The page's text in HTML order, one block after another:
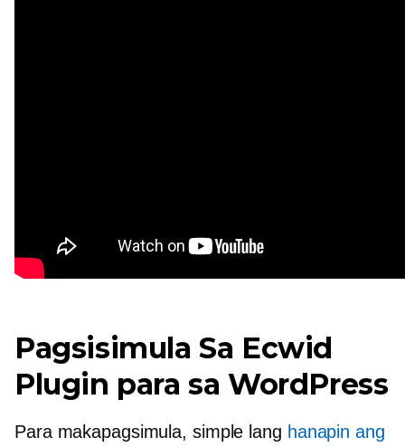
Pagsisimula Sa Ecwid
Plugin para sa WordPress
Para makapagsimula, simple lang hanapin ang